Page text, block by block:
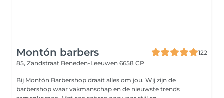
Montón barbers
122
85, Zandstraat Beneden-Leeuwen 6658 CP
Bij Montón Barbershop draait alles om jou. Wij zijn de
barbershop waar vakmanschap en de nieuwste trends